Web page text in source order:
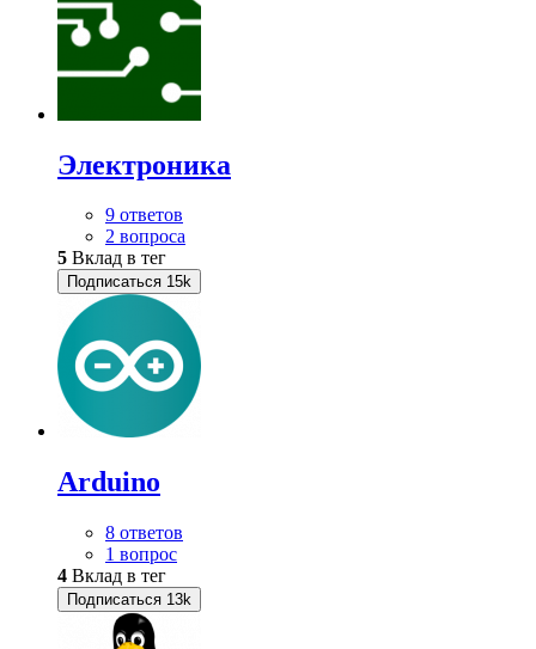
Электроника
9 ответов
2 вопроса
5 Вклад в тег
Подписаться 15k
Arduino
8 ответов
1 вопрос
4 Вклад в тег
Подписаться 13k